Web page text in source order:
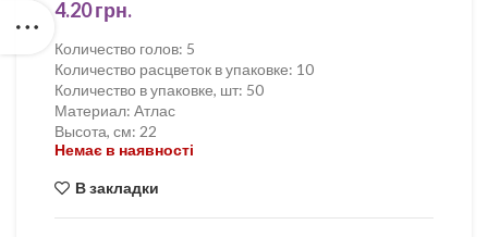
4.20грн.
Количество голов: 5
Количество расцветок в упаковке: 10
Количество в упаковке, шт: 50
Материал: Атлас
Высота, см: 22
Немає в наявності
В закладки